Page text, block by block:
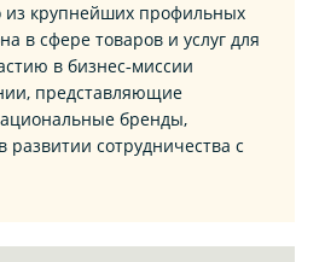
крупнейших профильных
в сфере товаров и услуг для
в бизнес‑миссии
представляющие
бренды,
развитии сотрудничества с